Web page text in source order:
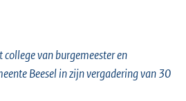
van burgemeester en
Beesel in zijn vergadering van 30